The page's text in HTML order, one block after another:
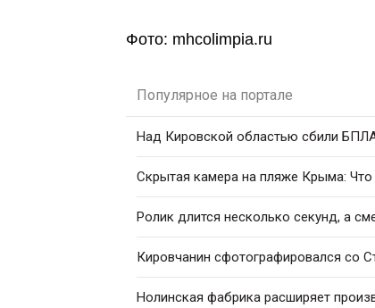
Фото: mhcolimpia.ru
Популярное на портале
Над Кировской областью сбили
Скрытая камера на пляже Крыма:
Ролик длится несколько секунд, а
Кировчанин сфотографировался со
Нолинская фабрика расширяет